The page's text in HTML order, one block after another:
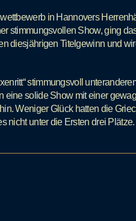
in Hannovers
stimmungsvollen Show, ging
diesjährigen Titelgewinn und
stimmungsvoll
eine solide Show mit einer
Weniger Glück hatten die
nicht unter die Ersten drei Plätze.